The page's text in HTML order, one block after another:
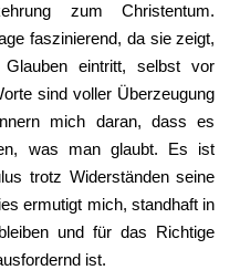
zum Christentum.
faszinierend, da sie zeigt,
eintritt, selbst vor
sind voller Überzeugung
mich daran, dass es
was man glaubt. Es ist
trotz Widerständen seine
ermutigt mich, standhaft in
und für das Richtige
ist.